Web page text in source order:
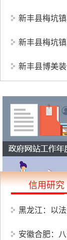
新丰县梅坑
新丰县梅坑
新丰县博美
信用研究